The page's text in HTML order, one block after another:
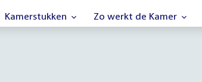
Kamerstukken Zo werkt de Kamer